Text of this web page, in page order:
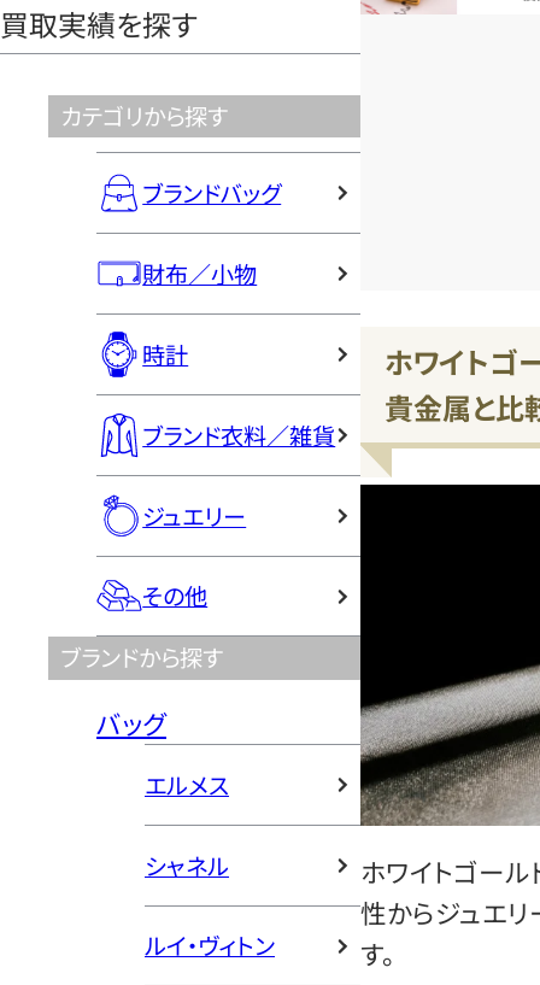
買取実績を探す
カテゴリから探す
ブランドバッグ
財布／小物
時計
ブランド衣料／雑貨
ジュエリー
その他
ブランドから探す
バッグ
エルメス
シャネル
ルイ・ヴィトン
ホワイトゴ
貴金属と比
ホワイトゴー
性からジュエ
す。